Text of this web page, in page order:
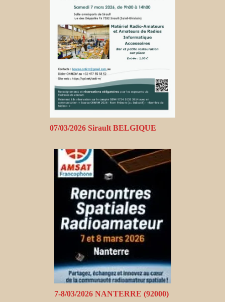
07/03/2026 Sirault BELGIQUE
7-8/03/2026 NANTERRE (92000)